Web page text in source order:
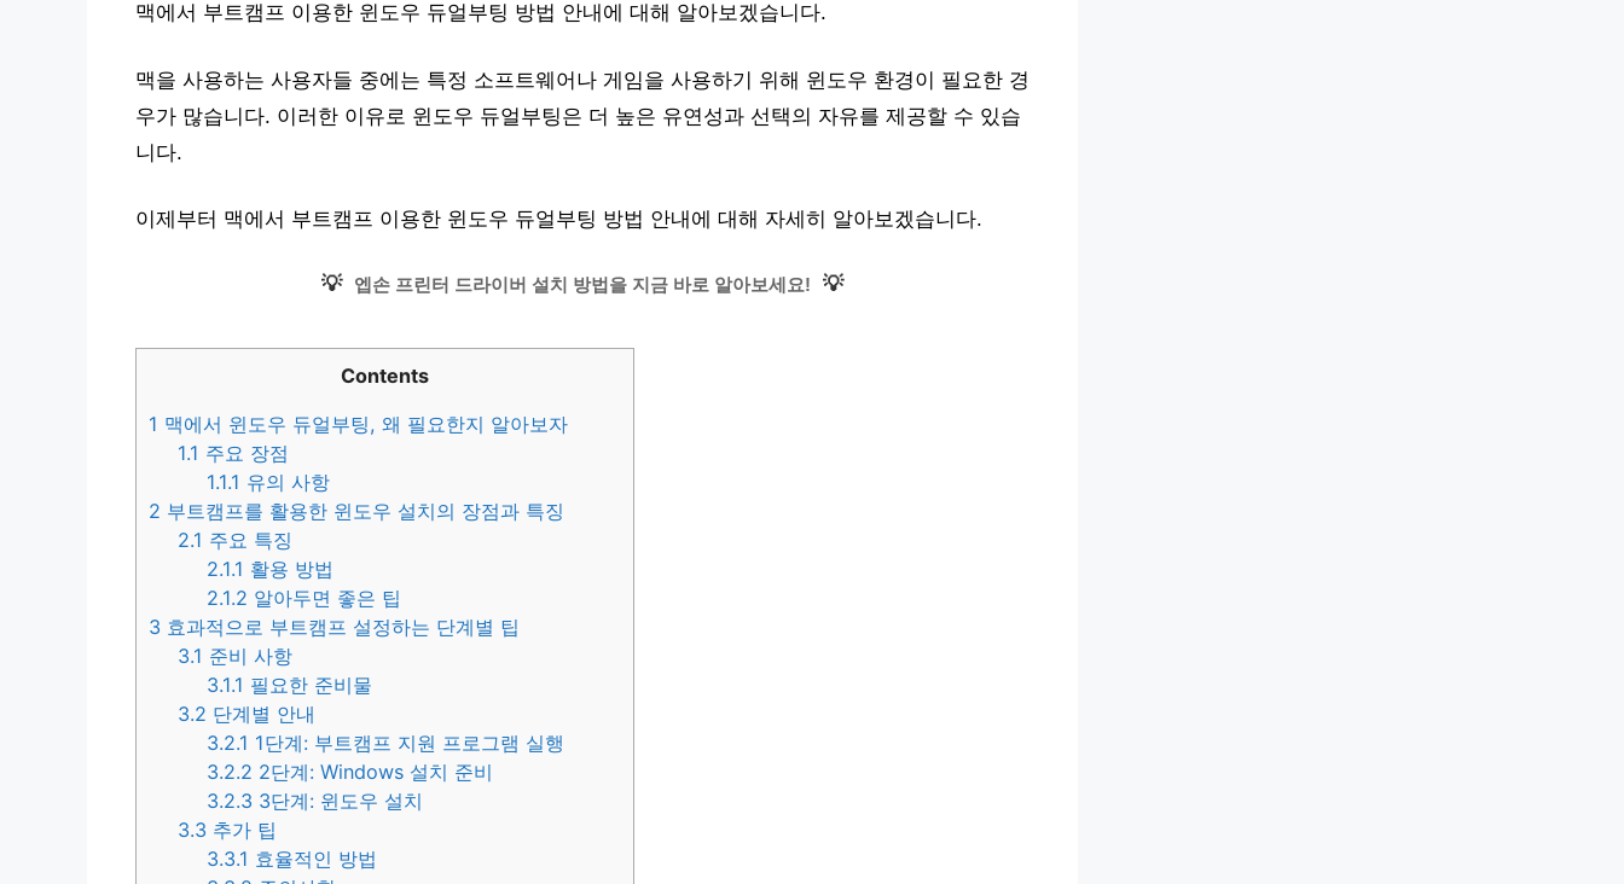
맥에서 부트캠프 이용한 윈도우 듀얼부팅 방법 안내에 대해 알아보겠습니다.
맥을 사용하는 사용자들 중에는 특정 소프트웨어나 게임을 사용하기 위해 윈도우 환경이 필요한 경
우가 많습니다. 이러한 이유로 윈도우 듀얼부팅은 더 높은 유연성과 선택의 자유를 제공할 수 있습
니다.
이제부터 맥에서 부트캠프 이용한 윈도우 듀얼부팅 방법 안내에 대해 자세히 알아보겠습니다.
💡 엡손 프린터 드라이버 설치 방법을 지금 바로 알아보세요! 💡
Contents
1 맥에서 윈도우 듀얼부팅, 왜 필요한지 알아보자
1.1 주요 장점
1.1.1 유의 사항
2 부트캠프를 활용한 윈도우 설치의 장점과 특징
2.1 주요 특징
2.1.1 활용 방법
2.1.2 알아두면 좋은 팁
3 효과적으로 부트캠프 설정하는 단계별 팁
3.1 준비 사항
3.1.1 필요한 준비물
3.2 단계별 안내
3.2.1 1단계: 부트캠프 지원 프로그램 실행
3.2.2 2단계: Windows 설치 준비
3.2.3 3단계: 윈도우 설치
3.3 추가 팁
3.3.1 효율적인 방법